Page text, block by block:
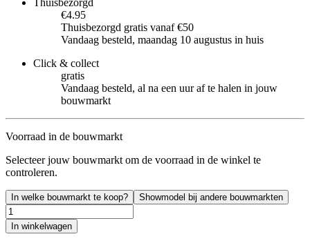
€4.95
Thuisbezorgd gratis vanaf €50
Vandaag besteld, maandag 10 augustus in huis
Click & collect
gratis
Vandaag besteld, al na een uur af te halen in jouw
bouwmarkt
Voorraad in de bouwmarkt
Selecteer jouw bouwmarkt om de voorraad in de winkel te
controleren.
In welke bouwmarkt te koop? Showmodel bij andere bouwmarkten
In winkelwagen